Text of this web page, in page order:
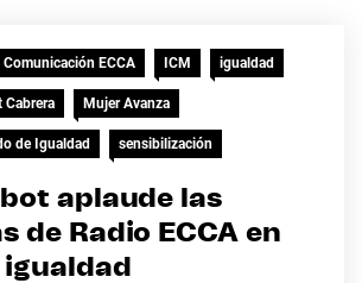
Comunicación ECCA ICM igualdad
Cabrera Mujer Avanza
de Igualdad sensibilización
aplaude las
de Radio ECCA en